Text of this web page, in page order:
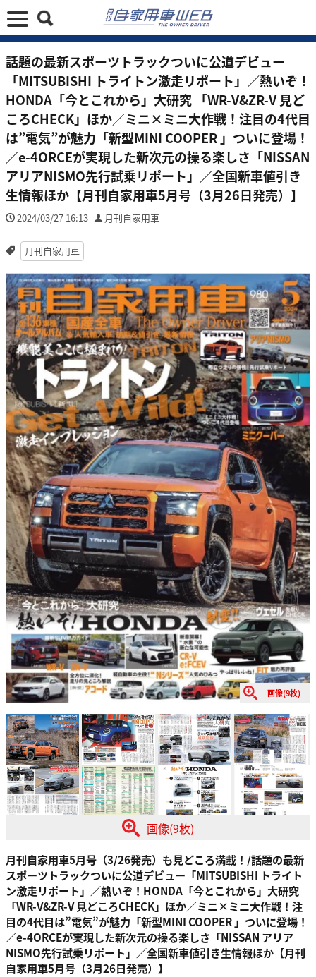
話題の最新スポーツトラックついに公道デビュー
「MITSUBISHI トライトン激走リポート」／熱いぞ！
HONDA「今とこれから」大研究 「WR-V&ZR-V 見ど
ころCHECK」ほか／ミニ×ミニ大作戦！注目の4代目
は”電気”が魅力「新型MINI COOPER 」ついに登場！
／e-4ORCEが実現した新次元の操る楽しさ「NISSAN
アリアNISMO先行試乗リポート」／全国新車値引き
生情報ほか【月刊自家用車5月号（3月26日発売）】
2024/03/27 16:13 月刊自家用車
月刊自家用車
画像(9枚)
画像(9枚)
月刊自家用車5月号（3/26発売）も見どころ満載！/話題の最新
スポーツトラックついに公道デビュー「MITSUBISHI トライト
ン激走リポート」／熱いぞ！HONDA「今とこれから」大研究
「WR-V&ZR-V 見どころCHECK」ほか／ミニ×ミニ大作戦！注
目の4代目は”電気”が魅力「新型MINI COOPER 」ついに登場！
／e-4ORCEが実現した新次元の操る楽しさ「NISSAN アリア
NISMO先行試乗リポート」／全国新車値引き生情報ほか【月刊
自家用車5月号（3月26日発売）】